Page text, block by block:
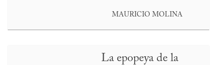
MAURICIO MOLINA
La epopeya de la